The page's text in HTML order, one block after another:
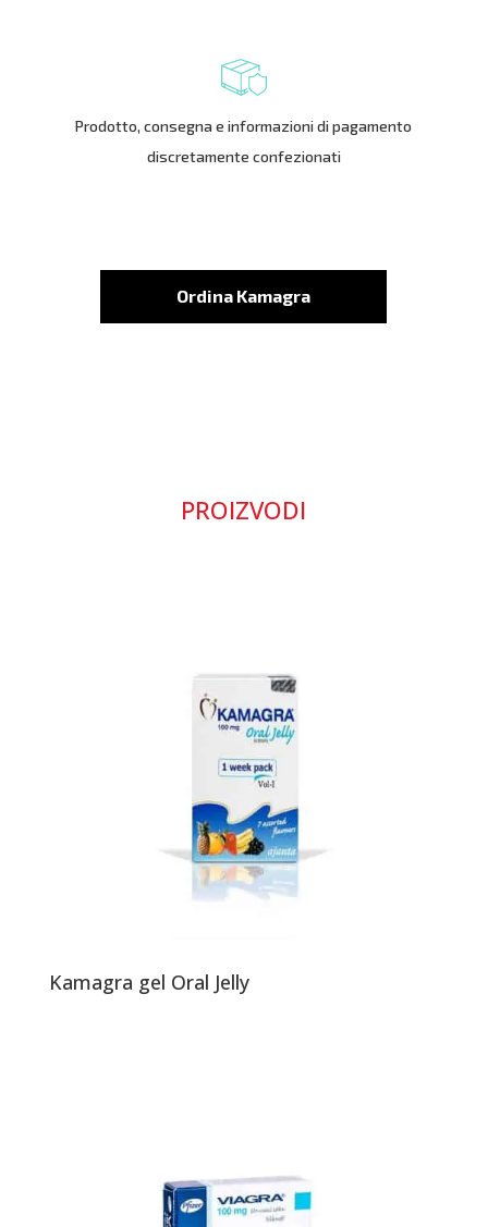
Prodotto, consegna e informazioni di pagamento
discretamente confezionati
Ordina Kamagra
PROIZVODI
Kamagra gel Oral Jelly